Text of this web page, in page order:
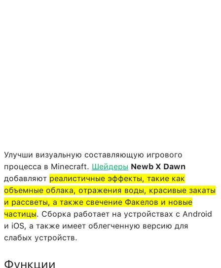
Улучши визуальную составляющую игрового
процесса в Minecraft. Шейдеры Newb X Dawn
добавляют реалистичные эффекты, такие как
объемные облака, отражения воды, красивые закаты
и рассветы, а также свечение Факелов и новые
частицы. Сборка работает на устройствах с Android
и iOS, а также имеет облегченную версию для
слабых устройств.
Функции